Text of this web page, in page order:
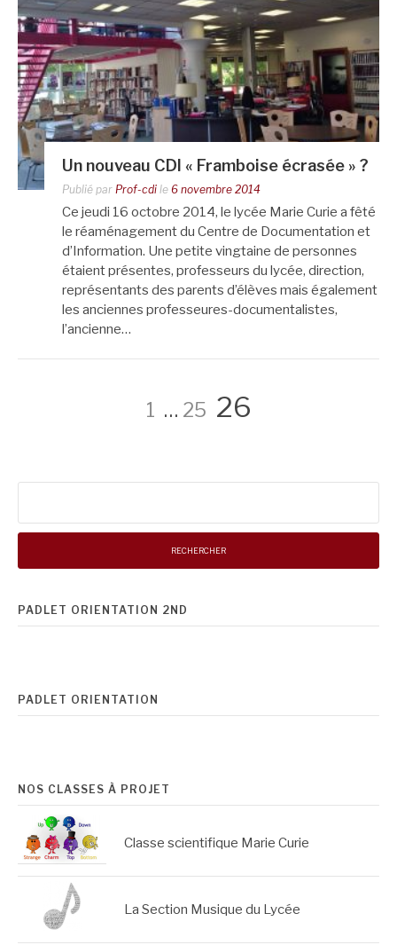
Un nouveau CDI « Framboise écrasée » ?
Publié par Prof-cdi le 6 novembre 2014
Ce jeudi 16 octobre 2014, le lycée Marie Curie a fêté
le réaménagement du Centre de Documentation et
d’Information. Une petite vingtaine de personnes
étaient présentes, professeurs du lycée, direction,
représentants des parents d’élèves mais également
les anciennes professeures-documentalistes,
l’ancienne…
Pagination
des
publications
Page
1 … Page
25 Page
26
PADLET ORIENTATION 2ND
PADLET ORIENTATION
NOS CLASSES À PROJET
Classe scientifique Marie Curie
La Section Musique du Lycée